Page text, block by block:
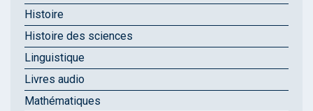
Histoire
Histoire des sciences
Linguistique
Livres audio
Mathématiques